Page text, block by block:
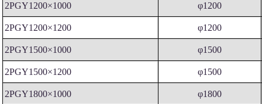
2PGY1200×1000 φ1200
2PGY1200×1200 φ1200
2PGY1500×1000 φ1500
2PGY1500×1200 φ1500
2PGY1800×1000 φ1800